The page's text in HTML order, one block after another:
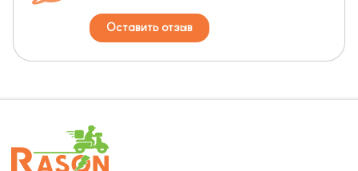
Оставить отзыв